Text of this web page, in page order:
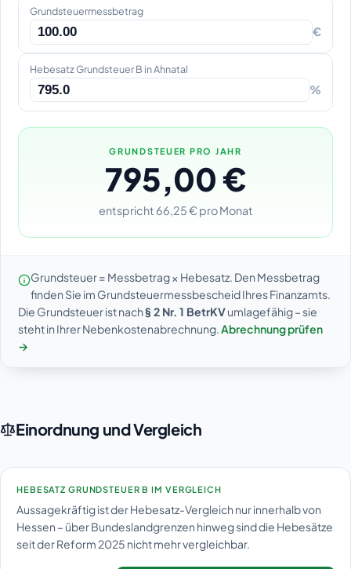
Grundsteuermessbetrag
€
Hebesatz Grundsteuer B in Ahnatal
%
GRUNDSTEUER PRO JAHR
795,00 €
entspricht 66,25 € pro Monat
Grundsteuer = Messbetrag × Hebesatz. Den Messbetrag
finden Sie im Grundsteuermessbescheid Ihres Finanzamts.
Die Grundsteuer ist nach§ 2 Nr. 1 BetrKVumlagefähig – sie
steht in Ihrer Nebenkostenabrechnung.Abrechnung prüfen
→
Einordnung und Vergleich
HEBESATZ GRUNDSTEUER B IM VERGLEICH
Aussagekräftig ist der Hebesatz-Vergleich nur innerhalb von
Hessen – über Bundeslandgrenzen hinweg sind die Hebesätze
seit der Reform 2025 nicht mehr vergleichbar.